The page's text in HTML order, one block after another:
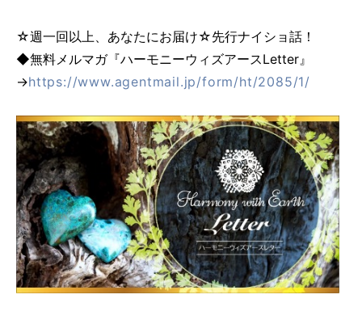
☆週一回以上、あなたにお届け☆先行ナイショ話！
◆無料メルマガ『ハーモニーウィズアースLetter』
→https://www.agentmail.jp/form/ht/2085/1/